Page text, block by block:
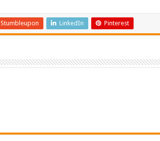
Stumbleupon LinkedIn Pinterest